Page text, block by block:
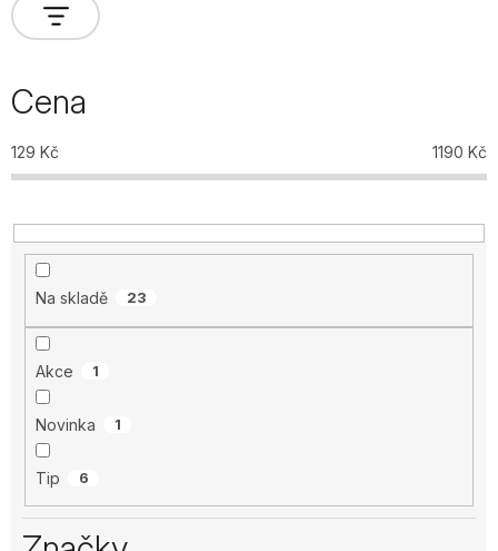
Cena
129 Kč 1190 Kč
Na skladě 23
Akce 1
Novinka 1
Tip 6